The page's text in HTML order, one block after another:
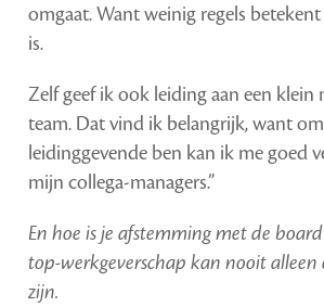
omgaat. Want weinig regels
is.
Zelf geef ik ook leiding aan een
team. Dat vind ik belangrijk, want
leidinggevende ben kan ik me goed
mijn collega-managers.”
En hoe is je afstemming met de
top-werkgeverschap kan nooit alleen
zijn.